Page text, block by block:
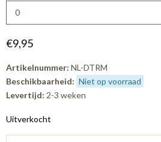
€9,95
Artikelnummer: NL-DTRM
Beschikbaarheid: Niet op voorraad
Levertijd: 2-3 weken
Uitverkocht